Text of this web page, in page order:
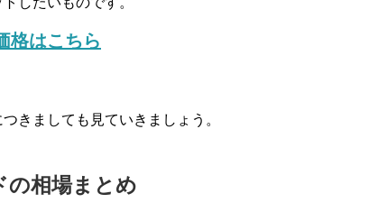
格はこちら
きましても見ていきましょう。
の相場まとめ